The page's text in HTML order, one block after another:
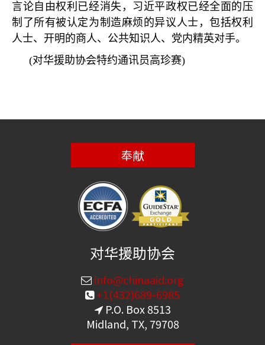
言论自由权利已经消失，习近平政权已经全面的压
制了所有被认定为制造麻烦的异议人士，包括权利
人士、开明的商人、公共知识人、党内精英对手。
(对华援助协会特约通讯员高珍赛)
奉献
对华援助协会
info@chinaaid.org
+1(432)689-6985
P.O. Box 8513
Midland, TX, 79708